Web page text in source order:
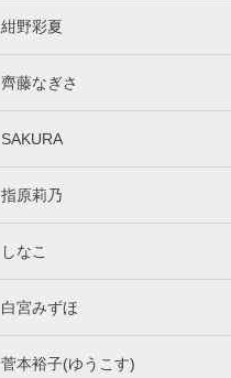
紺野彩夏
齊藤なぎさ
SAKURA
指原莉乃
しなこ
白宮みずほ
菅本裕子(ゆうこす)